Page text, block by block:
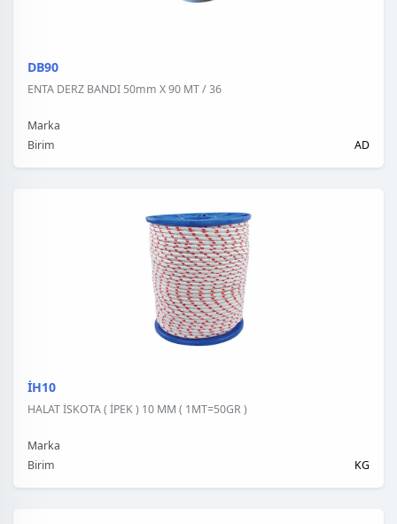
DB90
ENTA DERZ BANDI 50mm X 90 MT / 36
Marka
Birim
AD
İH10
HALAT İSKOTA ( İPEK ) 10 MM ( 1MT=50GR )
Marka
Birim
KG